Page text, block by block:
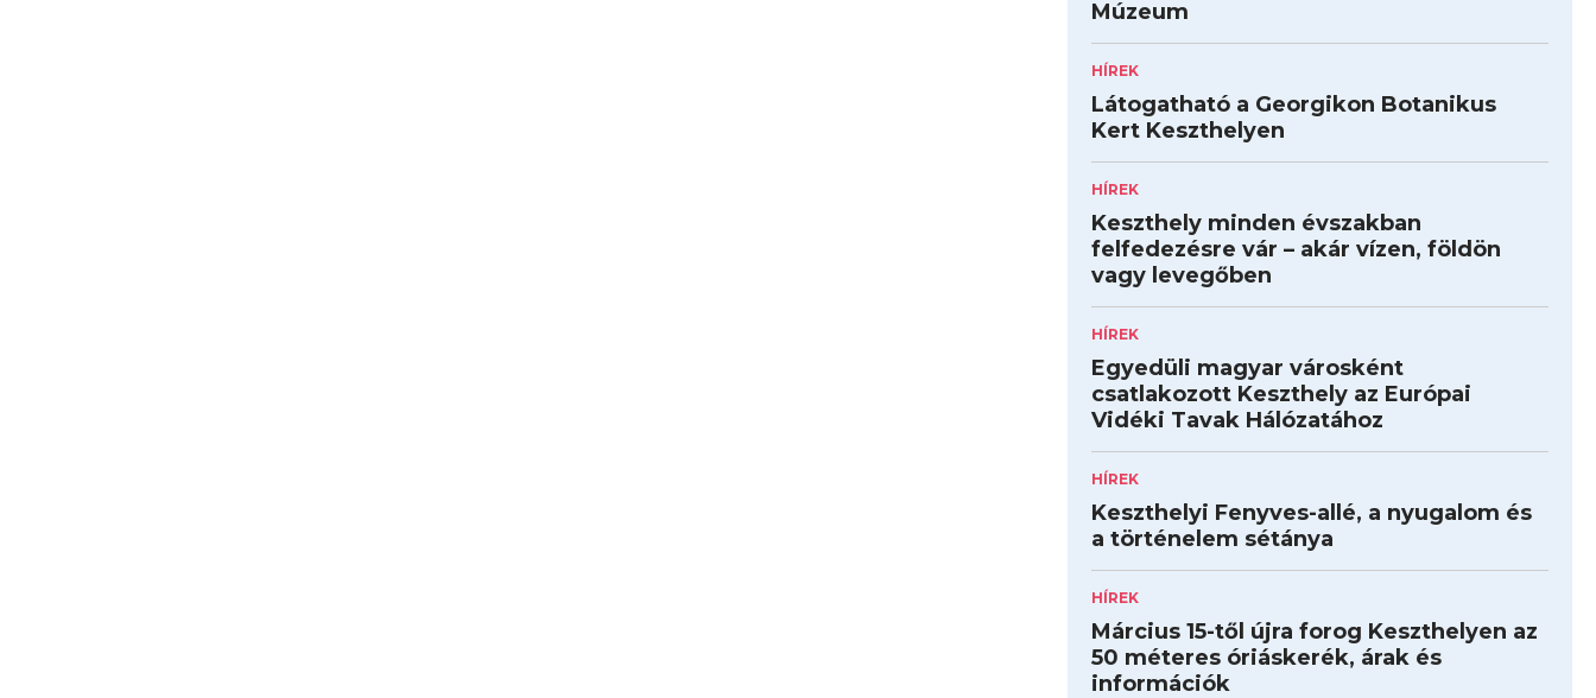
Múzeum
HÍREK
Látogatható a Georgikon Botanikus
Kert Keszthelyen
HÍREK
Keszthely minden évszakban
felfedezésre vár – akár vízen, földön
vagy levegőben
HÍREK
Egyedüli magyar városként
csatlakozott Keszthely az Európai
Vidéki Tavak Hálózatához
HÍREK
Keszthelyi Fenyves-allé, a nyugalom és
a történelem sétánya
HÍREK
Március 15-től újra forog Keszthelyen az
50 méteres óriáskerék, árak és
információk